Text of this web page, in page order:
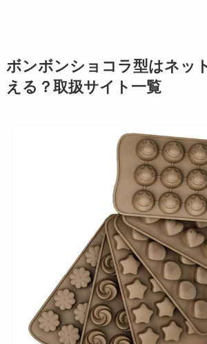
ボンボンショコラ型はネッ
える？取扱サイト一覧